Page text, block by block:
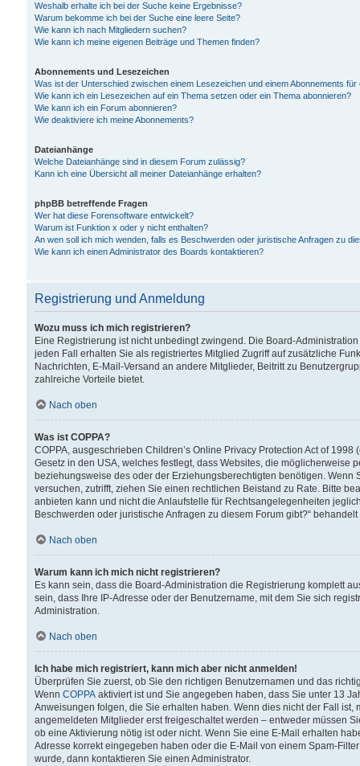
Weshalb erhalte ich bei der Suche keine Ergebnisse?
Warum bekomme ich bei der Suche eine leere Seite?
Wie kann ich nach Mitgliedern suchen?
Wie kann ich meine eigenen Beiträge und Themen finden?
Abonnements und Lesezeichen
Was ist der Unterschied zwischen einem Lesezeichen und einem Abonnements
Wie kann ich ein Lesezeichen auf ein Thema setzen oder ein Thema abonnieren?
Wie kann ich ein Forum abonnieren?
Wie deaktiviere ich meine Abonnements?
Dateianhänge
Welche Dateianhänge sind in diesem Forum zulässig?
Kann ich eine Übersicht all meiner Dateianhänge erhalten?
phpBB betreffende Fragen
Wer hat diese Forensoftware entwickelt?
Warum ist Funktion x oder y nicht enthalten?
An wen soll ich mich wenden, falls es Beschwerden oder juristische Anfragen zu
Wie kann ich einen Administrator des Boards kontaktieren?
Registrierung und Anmeldung
Wozu muss ich mich registrieren?
Eine Registrierung ist nicht unbedingt zwingend. Die Board-
jeden Fall erhalten Sie als registriertes Mitglied Zugriff auf zusätzliche
Nachrichten, E-Mail-Versand an andere Mitglieder, Beitritt zu
zahlreiche Vorteile bietet.
Nach oben
Was ist COPPA?
COPPA, ausgeschrieben Children’s Online Privacy Protection Act of
Gesetz in den USA, welches festlegt, dass Websites, die
beziehungsweise des oder der Erziehungsberechtigten benötigen.
versuchen, zutrifft, ziehen Sie einen rechtlichen Beistand zu Rate. Bitte
anbieten kann und nicht die Anlaufstelle für Rechtsangelegenheiten
Beschwerden oder juristische Anfragen zu diesem Forum gibt?“
Nach oben
Warum kann ich mich nicht registrieren?
Es kann sein, dass die Board-Administration die Registrierung komplett
sein, dass Ihre IP-Adresse oder der Benutzername, mit dem Sie sich
Administration.
Nach oben
Ich habe mich registriert, kann mich aber nicht anmelden!
Überprüfen Sie zuerst, ob Sie den richtigen Benutzernamen und das
Wenn COPPA aktiviert ist und Sie angegeben haben, dass Sie unter 13
Anweisungen folgen, die Sie erhalten haben. Wenn dies nicht der Fall
angemeldeten Mitglieder erst freigeschaltet werden – entweder müssen
ob eine Aktivierung nötig ist oder nicht. Wenn Sie eine E-Mail erhalten
Adresse korrekt eingegeben haben oder die E-Mail von einem Spam-
wurde, dann kontaktieren Sie einen Administrator.